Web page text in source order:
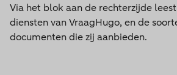
Via het blok aan de rechterzijde
diensten van VraagHugo, en de
documenten die zij aanbieden.